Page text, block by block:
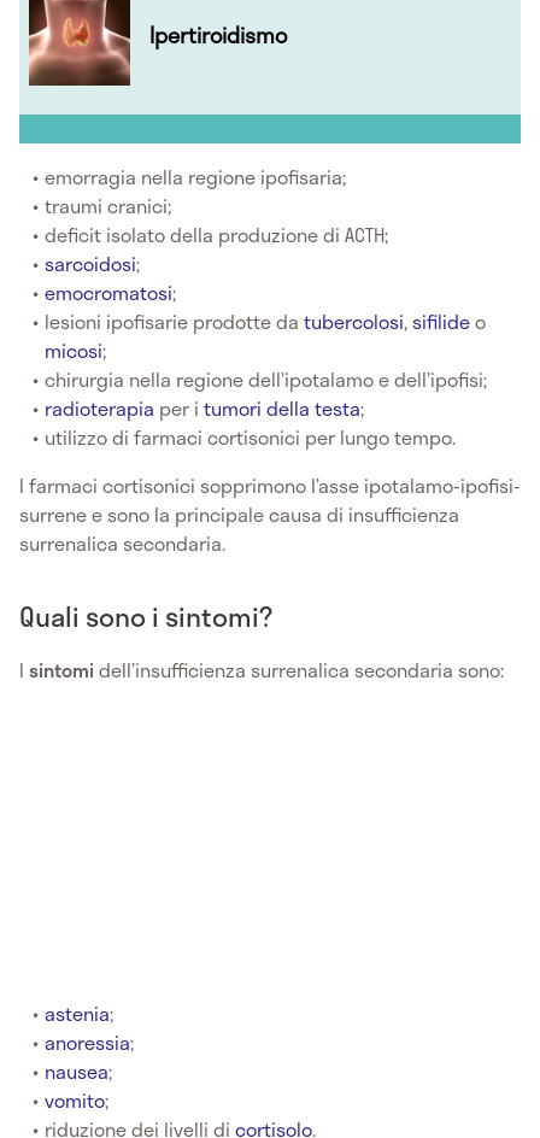
Ipertiroidismo
emorragia nella regione ipofisaria;
traumi cranici;
deficit isolato della produzione di ACTH;
sarcoidosi;
emocromatosi;
lesioni ipofisarie prodotte datubercolosi,sifilideo
micosi;
chirurgia nella regione dell’ipotalamo e dell’ipofisi;
radioterapia per itumori della testa;
utilizzo di farmaci cortisonici per lungo tempo.
I farmaci cortisonici sopprimono l’asse ipotalamo-ipofisi-
surrene e sono la principale causa di insufficienza
surrenalica secondaria.
Quali sono i sintomi?
I sintomidell’insufficienza surrenalica secondaria sono:
astenia;
anoressia;
nausea;
vomito;
riduzione dei livelli dicortisolo.